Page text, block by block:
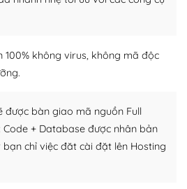
lớn, sẵn sàng hỗ trợ
bạn có thể lên mạng và tìm
WordPress, họ sẽ giúp bạn trả
100% không virus, không mã độc
được bàn giao mã nguồn Full
+ Database được nhân bản
chỉ việc đăt cài đặt lên Hosting